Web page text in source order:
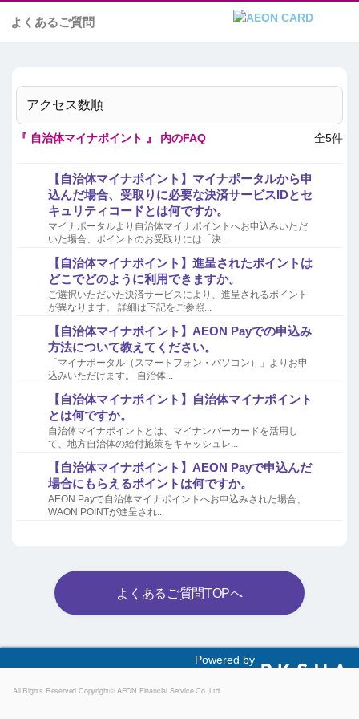
よくあるご質問
『 自治体マイナポイント 』 内のFAQ 全5件
【自治体マイナポイント】マイナポータルから申
込んだ場合、受取りに必要な決済サービスIDとセ
キュリティコードとは何ですか。
マイナポータルより自治体マイナポイントへお申込みいただ
いた場合、ポイントのお受取りには「決...
【自治体マイナポイント】進呈されたポイントは
どこでどのように利用できますか。
ご選択いただいた決済サービスにより、進呈されるポイント
が異なります。 詳細は下記をご参照...
【自治体マイナポイント】AEON Payでの申込み
方法について教えてください。
「マイナポータル（スマートフォン・パソコン）」よりお申
込みいただけます。 自治体...
【自治体マイナポイント】自治体マイナポイント
とは何ですか。
自治体マイナポイントとは、マイナンバーカードを活用し
て、地方自治体の給付施策をキャッシュレ...
【自治体マイナポイント】AEON Payで申込んだ
場合にもらえるポイントは何ですか。
AEON Payで自治体マイナポイントへお申込みされた場合、
WAON POINTが進呈され...
よくあるご質問TOPへ
All Rights Reserved.Copyright© AEON Financial Service Co.,Ltd.
Powered by